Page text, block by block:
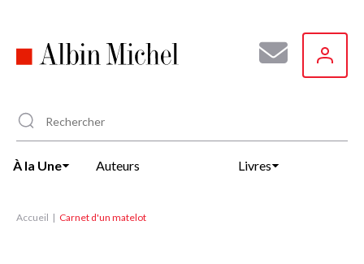
principal
À la Une Auteurs Livres
Accueil Carnet d'un matelot